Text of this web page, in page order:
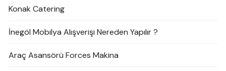
Konak Catering
İnegöl Mobilya Alışverişi Nereden Yapılır ?
Araç Asansörü Forces Makina